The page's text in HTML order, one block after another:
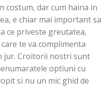
costum, dar cum haina in
e chiar mai important sa
ce priveste greutatea,
te va complimenta
jur. Croitorii nostri sunt
optiuni cu
si nu un mic ghid de